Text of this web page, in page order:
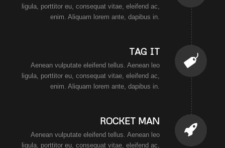
ligula, porttitor eu, consequat vitae, eleifend ac,
enim. Aliquam lorem ante, dapibus in.
TAG IT
Aenean vulputate eleifend tellus. Aenean leo
ligula, porttitor eu, consequat vitae, eleifend ac,
enim. Aliquam lorem ante, dapibus in.
ROCKET MAN
Aenean vulputate eleifend tellus. Aenean leo
ligula, porttitor eu, consequat vitae, eleifend ac,